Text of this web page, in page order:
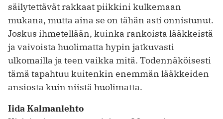
säilytettävät rakkaat piikkini kulkemaan
mukana, mutta aina se on tähän asti onnistunut.
Joskus ihmetellään, kuinka rankoista lääkkeistä
ja vaivoista huolimatta hypin jatkuvasti
ulkomailla ja teen vaikka mitä. Todennäköisesti
tämä tapahtuu kuitenkin enemmän lääkkeiden
ansiosta kuin niistä huolimatta.
Iida Kalmanlehto